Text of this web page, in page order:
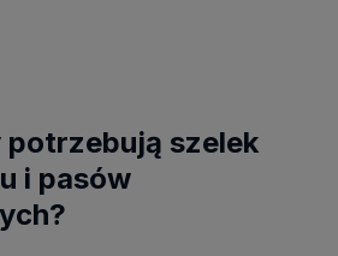
potrzebują szelek
i pasów